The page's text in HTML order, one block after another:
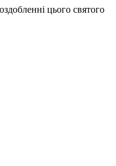
цього святого